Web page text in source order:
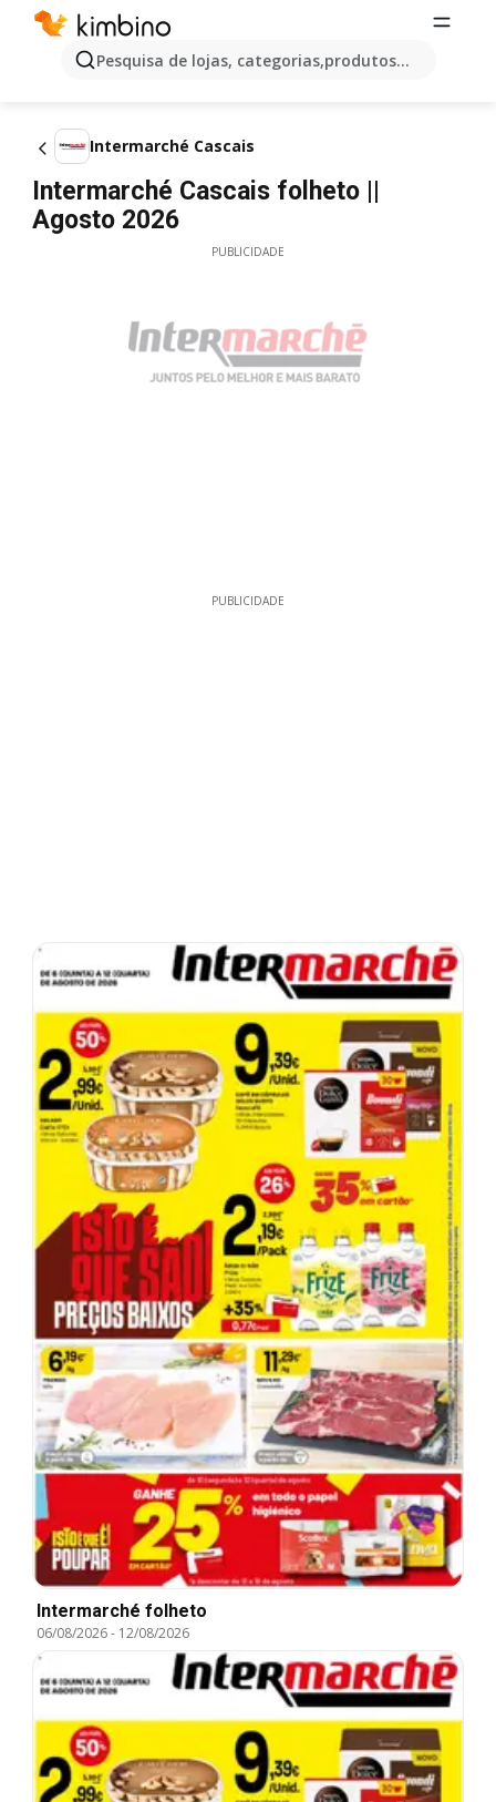
Pesquisa de lojas, categorias,produtos...
Intermarché Cascais
Intermarché Cascais folheto ||
Agosto 2026
PUBLICIDADE
PUBLICIDADE
Intermarché folheto
06/08/2026- 12/08/2026